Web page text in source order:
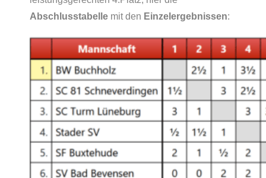
Abschlusstabelle mit den Einzelergebnissen: